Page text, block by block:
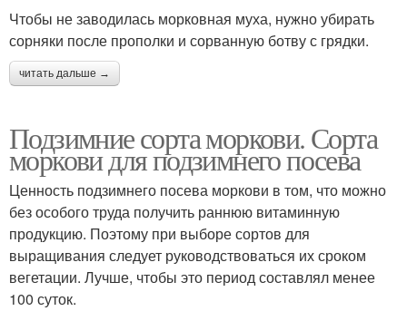
Чтобы не заводилась морковная муха, нужно убирать
сорняки после прополки и сорванную ботву с грядки.
читать дальше →
Подзимние сорта моркови. Сорта
моркови для подзимнего посева
Ценность подзимнего посева моркови в том, что можно
без особого труда получить раннюю витаминную
продукцию. Поэтому при выборе сортов для
выращивания следует руководствоваться их сроком
вегетации. Лучше, чтобы это период составлял менее
100 суток.